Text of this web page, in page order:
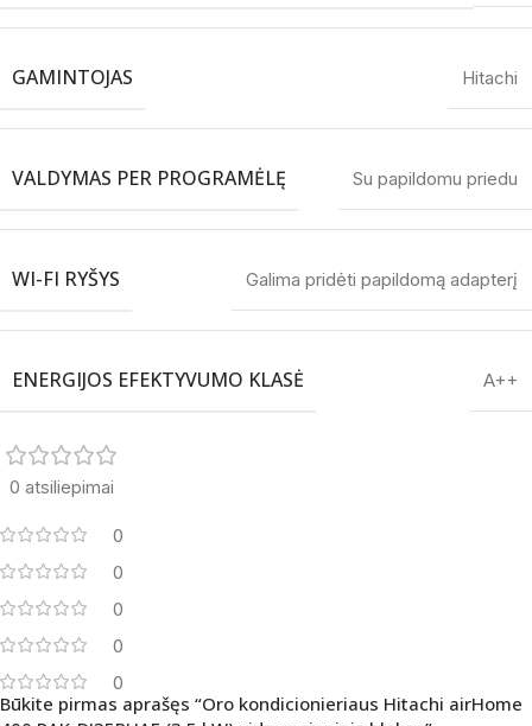
GAMINTOJAS Hitachi
VALDYMAS PER PROGRAMĖLĘ Su papildomu priedu
WI-FI RYŠYS Galima pridėti papildomą adapterį
ENERGIJOS EFEKTYVUMO KLASĖ A++
0 atsiliepimai
0
0
0
0
0
Būkite pirmas aprašęs “Oro kondicionieriaus Hitachi airHome